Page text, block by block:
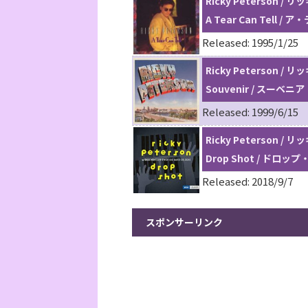
A Tear Can Tell / ア・
Released: 1995/1/25
Ricky Peterson / リッ
Souvenir / スーベニア
Released: 1999/6/15
Ricky Peterson / リッ
Drop Shot / ドロップ
Released: 2018/9/7
スポンサーリンク